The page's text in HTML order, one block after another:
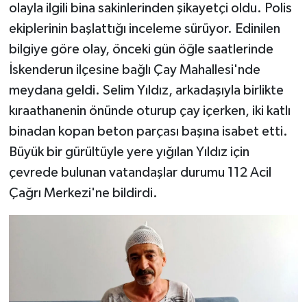
olayla ilgili bina sakinlerinden şikayetçi oldu. Polis
ekiplerinin başlattığı inceleme sürüyor. Edinilen
bilgiye göre olay, önceki gün öğle saatlerinde
İskenderun ilçesine bağlı Çay Mahallesi'nde
meydana geldi. Selim Yıldız, arkadaşıyla birlikte
kıraathanenin önünde oturup çay içerken, iki katlı
binadan kopan beton parçası başına isabet etti.
Büyük bir gürültüyle yere yığılan Yıldız için
çevrede bulunan vatandaşlar durumu 112 Acil
Çağrı Merkezi'ne bildirdi.